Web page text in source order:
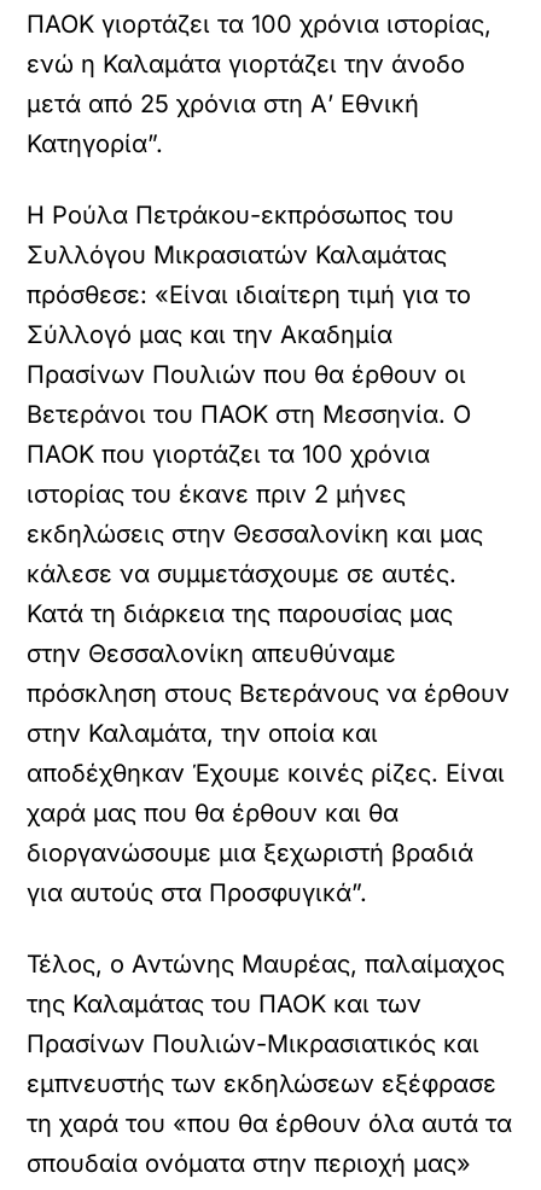
ΠΑΟΚ γιορτάζει τα 100 χρόνια ιστορίας,
ενώ η Καλαμάτα γιορτάζει την άνοδο
μετά από 25 χρόνια στη Α’ Εθνική
Κατηγορία”.
Η Ρούλα Πετράκου-εκπρόσωπος του
Συλλόγου Μικρασιατών Καλαμάτας
πρόσθεσε: «Είναι ιδιαίτερη τιμή για το
Σύλλογό μας και την Ακαδημία
Πρασίνων Πουλιών που θα έρθουν οι
Βετεράνοι του ΠΑΟΚ στη Μεσσηνία. Ο
ΠΑΟΚ που γιορτάζει τα 100 χρόνια
ιστορίας του έκανε πριν 2 μήνες
εκδηλώσεις στην Θεσσαλονίκη και μας
κάλεσε να συμμετάσχουμε σε αυτές.
Κατά τη διάρκεια της παρουσίας μας
στην Θεσσαλονίκη απευθύναμε
πρόσκληση στους Βετεράνους να έρθουν
στην Καλαμάτα, την οποία και
αποδέχθηκαν Έχουμε κοινές ρίζες. Είναι
χαρά μας που θα έρθουν και θα
διοργανώσουμε μια ξεχωριστή βραδιά
για αυτούς στα Προσφυγικά”.
Τέλος, ο Αντώνης Μαυρέας, παλαίμαχος
της Καλαμάτας του ΠΑΟΚ και των
Πρασίνων Πουλιών-Μικρασιατικός και
εμπνευστής των εκδηλώσεων εξέφρασε
τη χαρά του «που θα έρθουν όλα αυτά τα
σπουδαία ονόματα στην περιοχή μας»